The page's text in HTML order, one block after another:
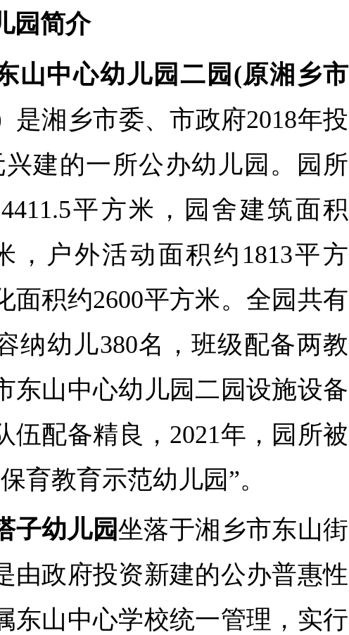
园简介
山中心幼儿园二园(原湘乡市
是湘乡市委、市政府2018年投
兴建的一所公办幼儿园。园所
平方米，园舍建筑面积
，户外活动面积约1813平方
面积约2600平方米。全园共有
纳幼儿380名，班级配备两教
东山中心幼儿园二园设施设备
伍配备精良，2021年，园所被
育教育示范幼儿园”。
子幼儿园坐落于湘乡市东山街
由政府投资新建的公办普惠性
东山中心学校统一管理，实行